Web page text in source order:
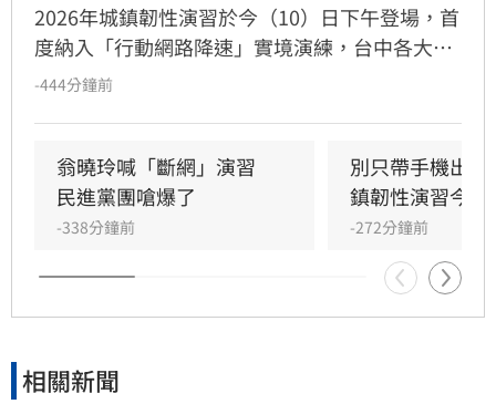
2026年城鎮韌性演習於今（10）日下午登場，首
度納入「行動網路降速」實境演練，台中各大百
貨公司嚴陣以待。由於網路降速可能影響行動支
百、漢神洲際、廣三SOGO及中友百貨則鼓勵消
費者改採實體信用卡、現金結帳或改連館內Wi-
Fi，並提供APP點數補登等配套。業者呼籲民眾
演習期間若有購物需求，建議提前或延後前往，
並隨身備妥現金或實體卡，以確保消費過程順
暢，避開因網路不穩導致的支付困擾。
-444分鐘前
翁曉玲喊「斷網」演習
民進黨團嗆爆了
-338分鐘前
別只帶手機出
鎮韌性演習今登
-272分鐘前
相關新聞